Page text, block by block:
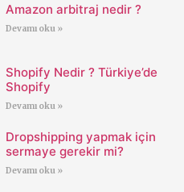
Amazon arbitraj nedir ?
Devamı oku »
Shopify Nedir ? Türkiye’de
Shopify
Devamı oku »
Dropshipping yapmak için
sermaye gerekir mi?
Devamı oku »